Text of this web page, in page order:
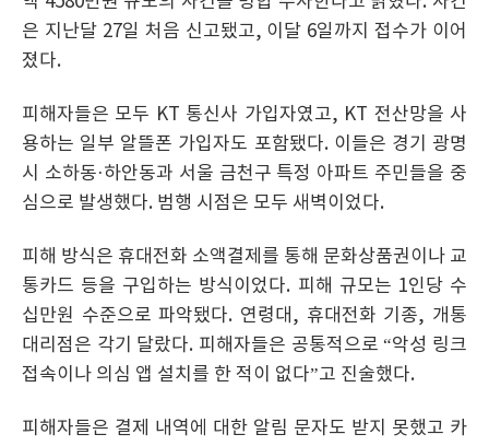
은 지난달 27일 처음 신고됐고, 이달 6일까지 접수가 이어
졌다.
피해자들은 모두 KT 통신사 가입자였고, KT 전산망을 사
용하는 일부 알뜰폰 가입자도 포함됐다. 이들은 경기 광명
시 소하동·하안동과 서울 금천구 특정 아파트 주민들을 중
심으로 발생했다. 범행 시점은 모두 새벽이었다.
피해 방식은 휴대전화 소액결제를 통해 문화상품권이나 교
통카드 등을 구입하는 방식이었다. 피해 규모는 1인당 수
십만원 수준으로 파악됐다. 연령대, 휴대전화 기종, 개통
대리점은 각기 달랐다. 피해자들은 공통적으로 “악성 링크
접속이나 의심 앱 설치를 한 적이 없다”고 진술했다.
피해자들은 결제 내역에 대한 알림 문자도 받지 못했고 카